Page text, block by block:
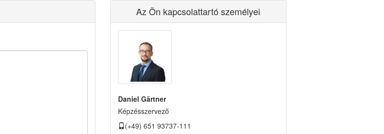
Az Ön kapcsolattartó személyei
Daniel Gärtner
Képzésszervező
(+49) 651 93737-111